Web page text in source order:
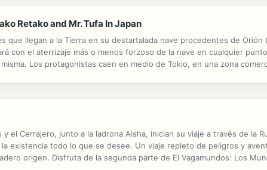
Retako and Mr. Tufa In Japan
que llegan a la Tierra en su destartalada nave procedentes de
con el aterrizaje más o menos forzoso de la nave en cualquier
Los protagonistas caen en medio de Tokio, en una zona
y el Cerrajero, junto a la ladrona Aisha, inician su viaje a través de la
existencia todo lo que se desee. Un viaje repleto de peligros y
origen. Disfruta de la segunda parte de El Vagamundos: Los